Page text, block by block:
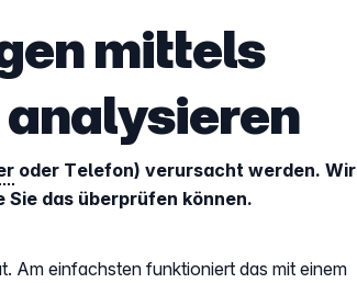
mittels
oder Telefon) verursacht werden. Wir
Sie das überprüfen können.
Am einfachsten funktioniert das mit einem